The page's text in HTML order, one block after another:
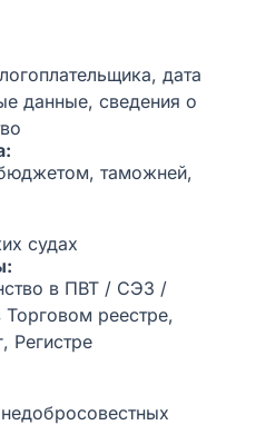
дата
данные, сведения о
таможней,
судах
в ПВТ / СЭЗ /
реестре,
Регистре